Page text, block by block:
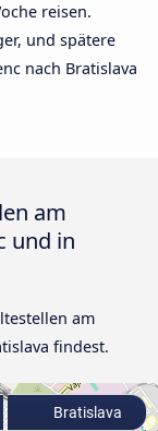
reisen.
und spätere
nach Bratislava
am
und in
am
findest.
Bratislava